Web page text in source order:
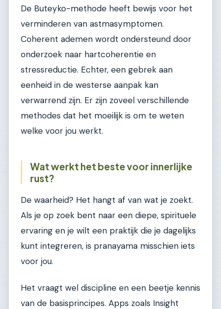
De Buteyko-methode heeft bewijs voor het
verminderen van astmasymptomen.
Coherent ademen wordt ondersteund door
onderzoek naar hartcoherentie en
stressreductie. Echter, een gebrek aan
eenheid in de westerse aanpak kan
verwarrend zijn. Er zijn zoveel verschillende
methodes dat het moeilijk is om te weten
welke voor jou werkt.
Wat werkt het beste voor innerlijke
rust?
De waarheid? Het hangt af van wat je zoekt.
Als je op zoek bent naar een diepe, spirituele
ervaring en je wilt een praktijk die je dagelijks
kunt integreren, is pranayama misschien iets
voor jou.
Het vraagt wel discipline en een beetje kennis
van de basisprincipes. Apps zoals Insight